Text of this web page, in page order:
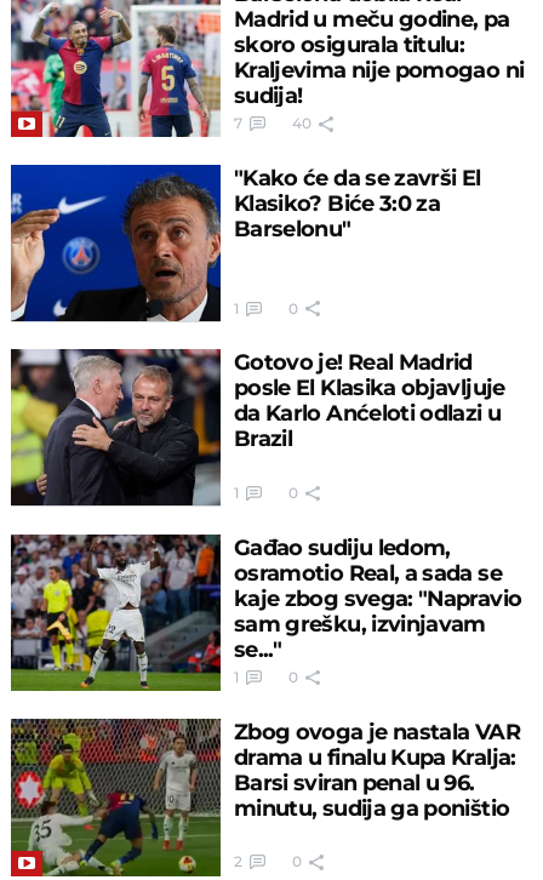
Madrid u meču godine, pa
skoro osigurala titulu:
Kraljevima nije pomogao ni
sudija!
7 40
"Kako će da se završi El
Klasiko? Biće 3:0 za
Barselonu"
1 0
Gotovo je! Real Madrid
posle El Klasika objavljuje
da Karlo Anćeloti odlazi u
Brazil
1 0
Gađao sudiju ledom,
osramotio Real, a sada se
kaje zbog svega: "Napravio
sam grešku, izvinjavam
se..."
1 0
Zbog ovoga je nastala VAR
drama u finalu Kupa Kralja:
Barsi sviran penal u 96.
minutu, sudija ga poništio
2 0